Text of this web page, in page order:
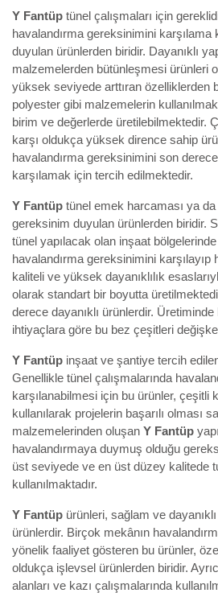
Y Fantüp tünel çalışmaları için
havalandırma gereksinimini
duyulan ürünlerden biridir. Dayanıklı
malzemelerden bütünleşmesi ürünleri
yüksek seviyede arttıran özelliklerden
polyester gibi malzemelerin
birim ve değerlerde üretilebilmektedir.
karşı oldukça yüksek dirence sahip
havalandırma gereksinimini son
karşılamak için tercih edilmektedir.
Y Fantüp tünel emek harcaması ya da
gereksinim duyulan ürünlerden biridir.
tünel yapılacak olan inşaat bölgelerinde
havalandırma gereksinimini
kaliteli ve yüksek dayanıklılık
olarak standart bir boyutta
derece dayanıklı ürünlerdir.
ihtiyaçlara göre bu bez çeşitleri
Y Fantüp inşaat ve şantiye tercih
Genellikle tünel çalışmalarında
karşılanabilmesi için bu ürünler, çeşitli
kullanılarak projelerin başarılı olması
malzemelerinden oluşan Y Fantüp
havalandırmaya duymuş olduğu
üst seviyede ve en üst düzey kalitede
kullanılmaktadır.
Y Fantüp ürünleri, sağlam ve
ürünlerdir. Birçok mekânın
yönelik faaliyet gösteren bu ürünler,
oldukça işlevsel ürünlerden biridir.
alanları ve kazı çalışmalarında